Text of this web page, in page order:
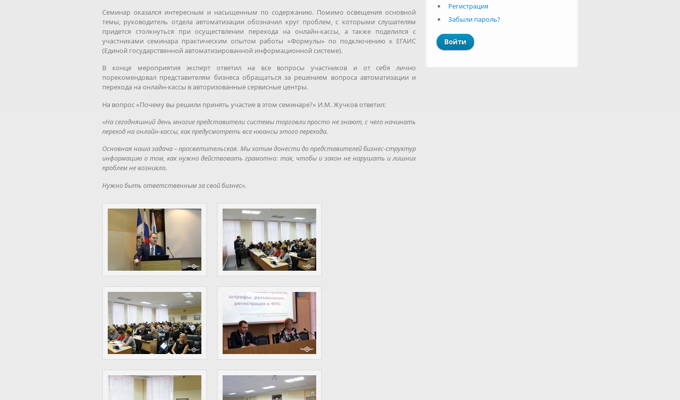
Семинар оказался интересным и насыщенным по содержанию. Помимо освещения основной
темы, руководитель отдела автоматизации обозначил круг проблем, с которыми слушателям
придется столкнуться при осуществлении перехода на онлайн-кассы, а также поделился с
участниками семинара практическим опытом работы «Формулы» по подключению к ЕГАИС
(Единой государственной автоматизированной информационной системе).
В конце мероприятия эксперт ответил на все вопросы участников и от себя лично
порекомендовал представителям бизнеса обращаться за решением вопроса автоматизации и
перехода на онлайн-кассы в авторизованные сервисные центры.
На вопрос «Почему вы решили принять участие в этом семинаре?» И.М. Жучков ответил:
«На сегодняшний день многие представители системы торговли просто не знают, с чего начинать
переход на онлайн-кассы, как предусмотреть все нюансы этого перехода.
Основная наша задача – просветительская. Мы хотим донести до представителей бизнес-структур
информацию о том, как нужно действовать грамотно: так, чтобы и закон не нарушать и лишних
проблем не возникло.
Нужно быть ответственным за свой бизнес».
Регистрация
Забыли пароль?